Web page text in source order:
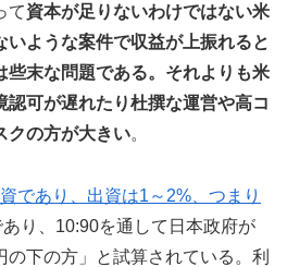
て資本が足りないわけではない米
いような案件で収益が上振れると
些末な問題である。それよりも米
認可が遅れたり杜撰な運営や高コ
クの方が大きい。
であり、出資は1～2%、つまり
あり、10:90を通して日本政府が
下の方」と試算されている。利